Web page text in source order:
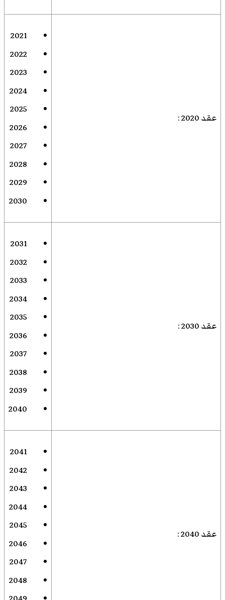
عقد 2020 :
2021
2022
2023
2024
2025
2026
2027
2028
2029
2030
عقد 2030 :
2031
2032
2033
2034
2035
2036
2037
2038
2039
2040
عقد 2040 :
2041
2042
2043
2044
2045
2046
2047
2048